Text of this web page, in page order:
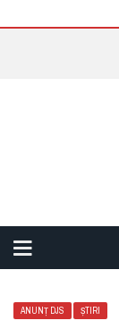
ANUNȚ DJS ȘTIRI